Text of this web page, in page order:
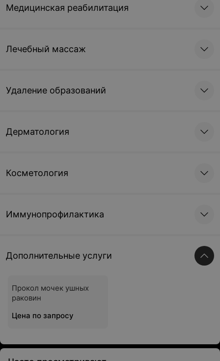
Медицинская реабилитация
Лечебный массаж
Удаление образований
Дерматология
Косметология
Иммунопрофилактика
Дополнительные услуги
Прокол мочек ушных
раковин
Цена по запросу